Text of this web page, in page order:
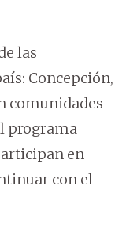
las
Concepción,
comunidades
programa
en
con el